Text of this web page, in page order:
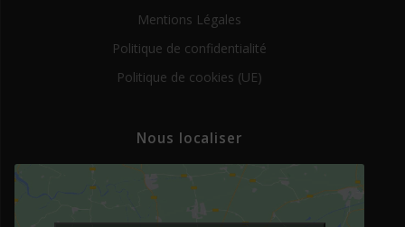
Mentions Légales
Politique de confidentialité
Politique de cookies (UE)
Nous localiser